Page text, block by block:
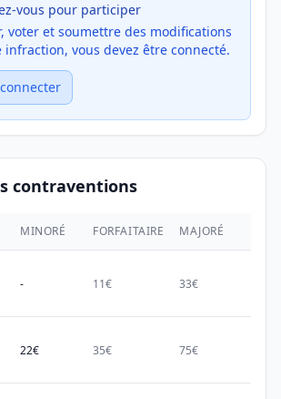
vous pour participer
voter et soumettre des modifications
infraction, vous devez être connecté.
contraventions
MINORÉ FORFAITAIRE MAJORÉ
- 11€ 33€
22€ 35€ 75€